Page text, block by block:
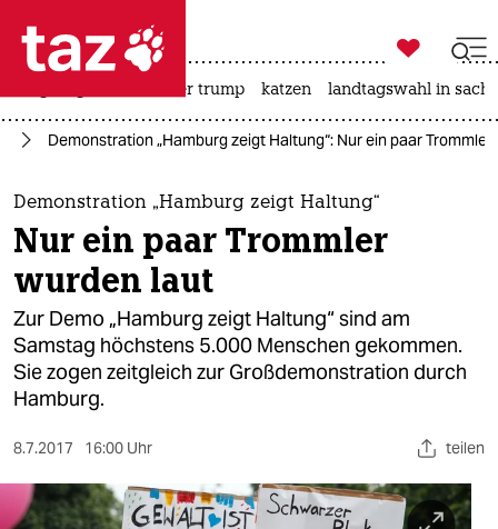
 taz zahl ich
taz zahl ich
themen
politik
öko
gesellschaft
kultur
sport
berlin

taz zahl ich
usa unter trump katzen landtagswahl in
Demonstration „Hamburg zeigt Haltung“: Nur ein paar
Demonstration „Hamburg zeigt Haltung“
Nur ein paar Trommler
wurden laut
Zur Demo „Hamburg zeigt Haltung“ sind am
Samstag höchstens 5.000 Menschen gekommen.
Sie zogen zeitgleich zur Großdemonstration durch
Hamburg.
8.7.2017 16:00 Uhr teilen